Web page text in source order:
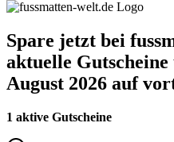
Spare jetzt bei
aktuelle
August 2026 auf
1 aktive Gutscheine